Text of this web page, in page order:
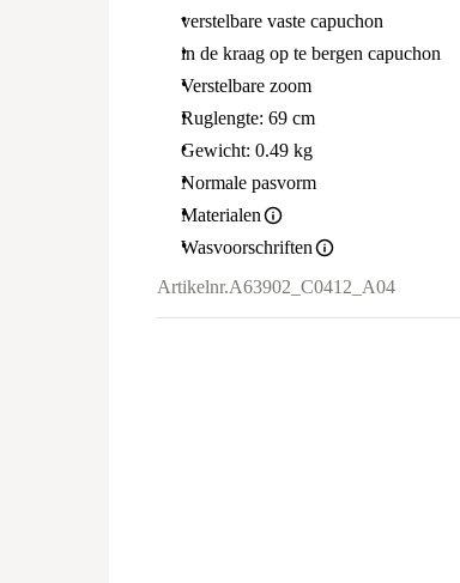
verstelbare vaste capuchon
in de kraag op te bergen capuchon
Verstelbare zoom
Ruglengte: 69 cm
Gewicht: 0.49 kg
Normale pasvorm
Materialen
Wasvoorschriften
Artikelnr.A63902_C0412_A04